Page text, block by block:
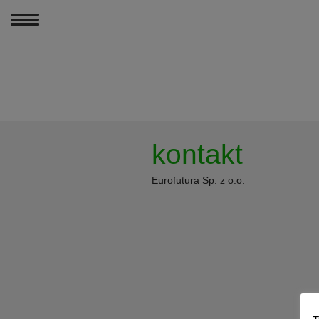
MENU
PORÓWNANIA
kontakt
Eurofutura Sp. z o.o.